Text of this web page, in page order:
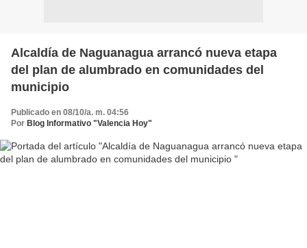
Alcaldía de Naguanagua arrancó nueva etapa
del plan de alumbrado en comunidades del
municipio
Publicado en 08/10/a. m. 04:56
Por Blog Informativo "Valencia Hoy"